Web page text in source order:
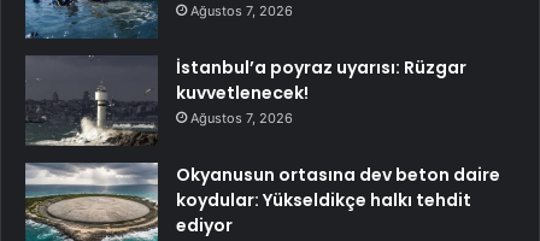
Ağustos 7, 2026
İstanbul’a poyraz uyarısı: Rüzgar
kuvvetlenecek!
Ağustos 7, 2026
Okyanusun ortasına dev beton daire
koydular: Yükseldikçe halkı tehdit
ediyor